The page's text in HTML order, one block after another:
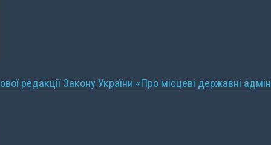
редакції Закону України «Про місцеві державні